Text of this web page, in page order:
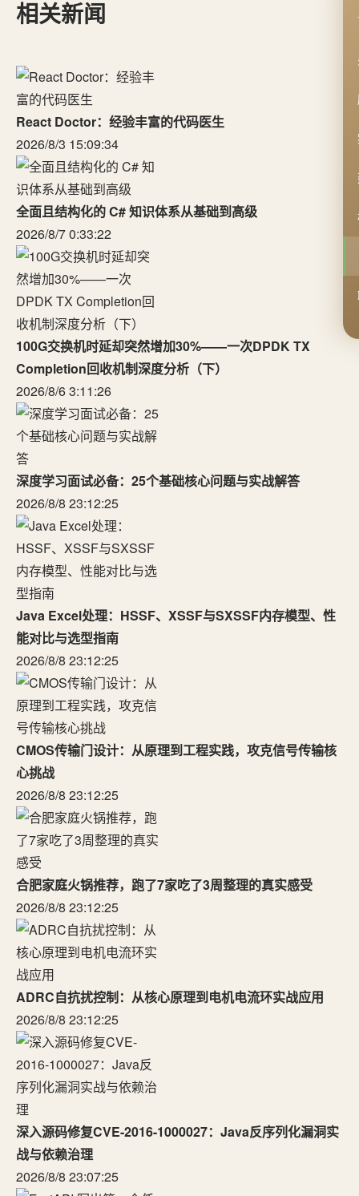
相关新闻
React Doctor：经验丰富的代码医生
2026/8/3 15:09:34
全面且结构化的 C# 知识体系从基础到高级
2026/8/7 0:33:22
100G交换机时延却突然增加30%——一次DPDK TX
Completion回收机制深度分析（下）
2026/8/6 3:11:26
深度学习面试必备：25个基础核心问题与实战解答
2026/8/8 23:12:25
Java Excel处理：HSSF、XSSF与SXSSF内存模型、性
能对比与选型指南
2026/8/8 23:12:25
CMOS传输门设计：从原理到工程实践，攻克信号传输核
心挑战
2026/8/8 23:12:25
合肥家庭火锅推荐，跑了7家吃了3周整理的真实感受
2026/8/8 23:12:25
ADRC自抗扰控制：从核心原理到电机电流环实战应用
2026/8/8 23:12:25
深入源码修复CVE-2016-1000027：Java反序列化漏洞实
战与依赖治理
2026/8/8 23:07:25